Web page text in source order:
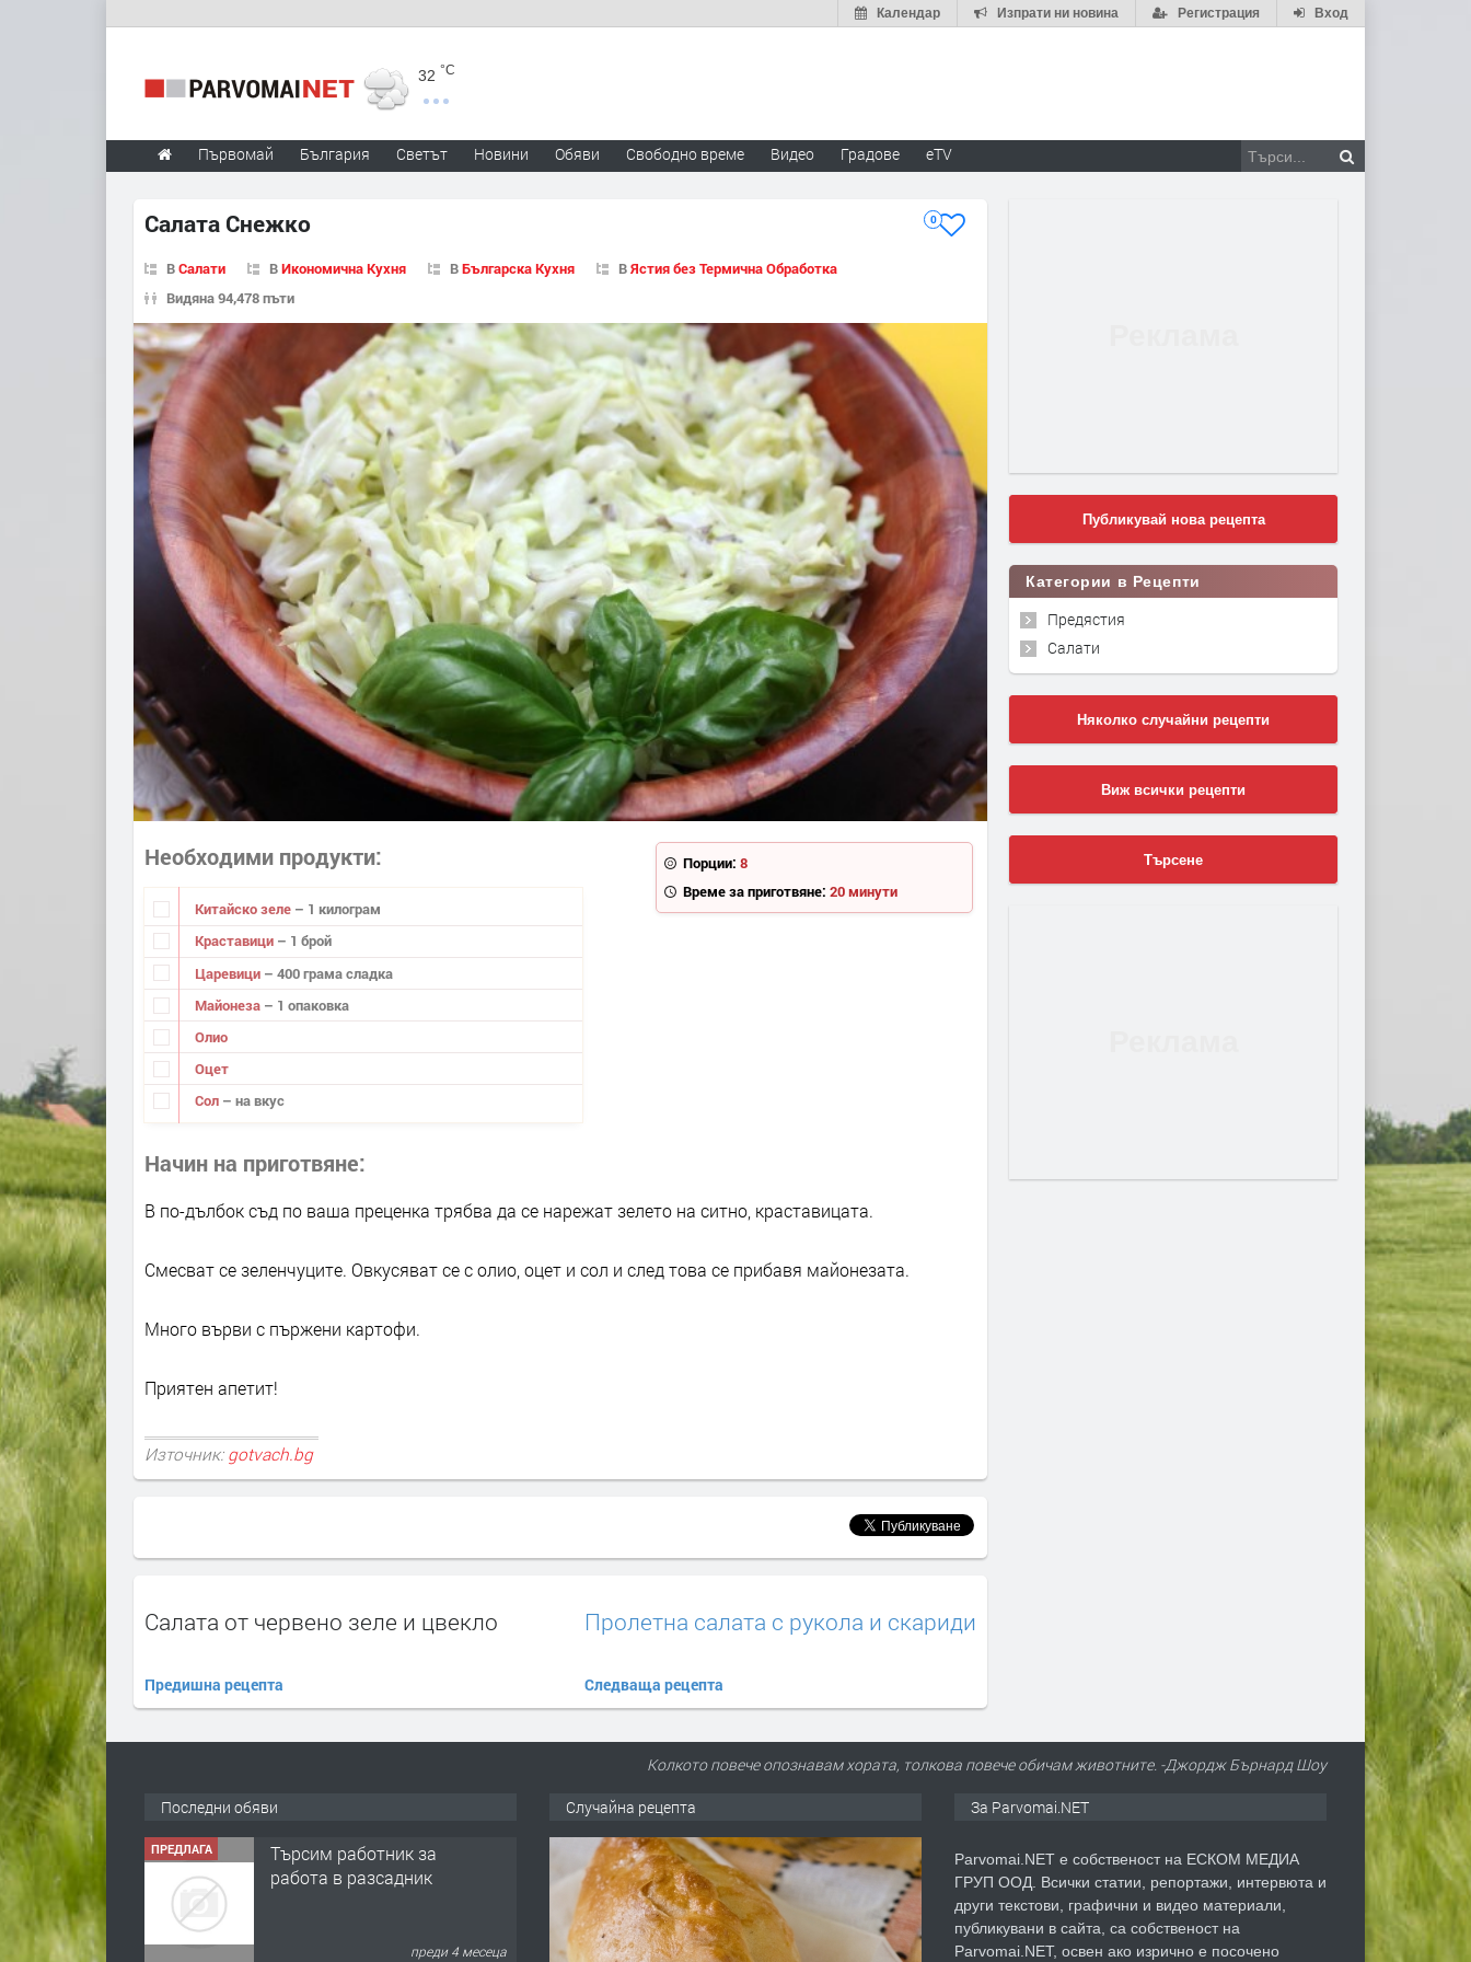
Вход
Регистрация
Изпрати ни новина
Календар
32 °C
Първомай България Светът Новини Обяви Свободно време Видео Градове eTV
Салата Снежко 0
ВСалати ВИкономична Кухня ВБългарска Кухня ВЯстия без Термична Обработка
Видяна 94,478 пъти
Порции: 8
Време за приготвяне: 20 минути
Необходими продукти
Китайско зеле – 1 килограм
Краставици – 1 брой
Царевици – 400 грама сладка
Майонеза – 1 опаковка
Олио
Оцет
Сол – на вкус
Начин на приготвяне
В по-дълбок съд по ваша преценка трябва да се нарежат зелето на ситно, краставицата.
Смесват се зеленчуците. Овкусяват се с олио, оцет и сол и след това се прибавя майонезата.
Много върви с пържени картофи.
Приятен апетит!
Източник: gotvach.bg
Салата от червено зеле и цвекло
Предишна рецепта
Пролетна салата с рукола и скариди
Следваща рецепта
Публикувай нова рецепта
Категории в Рецепти
Предястия
Салати
Няколко случайни рецепти
Виж всички рецепти
Търсене
Колкото повече опознавам хората, толкова повече обичам животните. -Джордж Бърнард Шоу
Последни обяви
ПРЕДЛАГА
Търсим работник за
работа в разсадник
преди 4 месеца
Случайна рецепта За Parvomai.NET
Parvomai.NET е собственост на ЕСКОМ МЕДИА
ГРУП ООД. Всички статии, репортажи, интервюта и
други текстови, графични и видео материали,
публикувани в сайта, са собственост на
Parvomai.NET, освен ако изрично е посочено